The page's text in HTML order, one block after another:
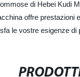
di Hebei Kudi
offre
le vostre esigenze